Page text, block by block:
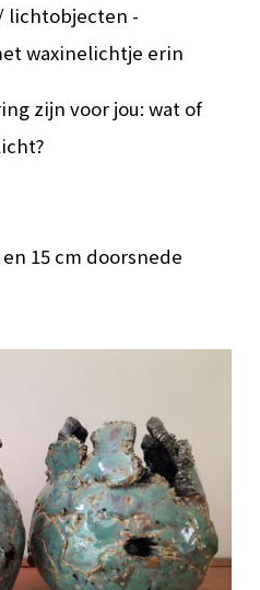
lichtobjecten -
waxinelichtje erin
zijn voor jou: wat of
15 cm doorsnede